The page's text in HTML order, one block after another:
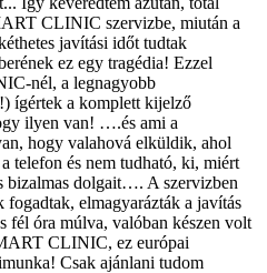
CLINIC szervizbe, miután a
javítási időt tudtak
ez egy tragédia! Ezzel
nél, a legnagyobb
ígértek a komplett kijelző
ilyen van! ….és ami a
hogy valahová elküldik, ahol
telefon és nem tudható, ki, miért
bizalmas dolgait…. A szervizben
fogadtak, elmagyarázták a javítás
fél óra múlva, valóban készen volt
CLINIC, ez európai
Csak ajánlani tudom